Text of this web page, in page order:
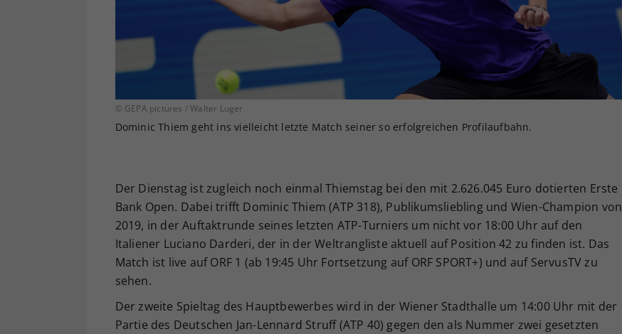
© GEPA pictures / Walter Luger
Dominic Thiem geht ins vielleicht letzte Match seiner so erfolgreichen Profilaufbahn.
Der Dienstag ist zugleich noch einmal Thiemstag bei den mit 2.626.045 Euro dotierten Erste
Bank Open. Dabei trifft Dominic Thiem (ATP 318), Publikumsliebling und Wien-Champion von
2019, in der Auftaktrunde seines letzten ATP-Turniers um nicht vor 18:00 Uhr auf den
Italiener Luciano Darderi, der in der Weltrangliste aktuell auf Position 42 zu finden ist. Das
Match ist live auf ORF 1 (ab 19:45 Uhr Fortsetzung auf ORF SPORT+) und auf ServusTV zu
sehen.
Der zweite Spieltag des Hauptbewerbes wird in der Wiener Stadthalle um 14:00 Uhr mit der
Partie des Deutschen Jan-Lennard Struff (ATP 40) gegen den als Nummer zwei gesetzten
Ihrer vorgenommen Einstellungen, falls der
Webseiten-Betreiber dies eingestellt hat.